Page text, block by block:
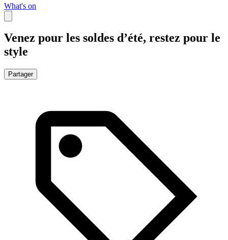
What's on
Venez pour les soldes d’été, restez pour le
style
Partager